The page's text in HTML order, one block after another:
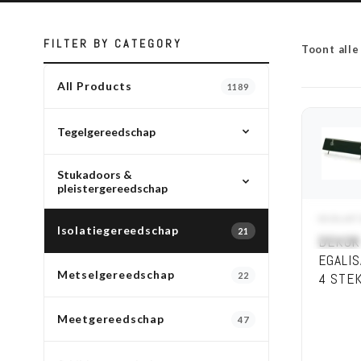
FILTER BY CATEGORY
All Products 1189
Tegelgereedschap
All Tegelgereedschap
Stukadoors &
pleistergereedschap
All Stukadoors & pleistergereedschap
Troffels 95
Isolatiegereedschap 21
Metselgereedschap 22
Meetgereedschap 47
Toont
DEKOR
4